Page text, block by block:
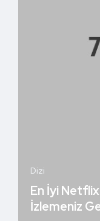
Dizi
En İyi Netflix
İzlemeniz